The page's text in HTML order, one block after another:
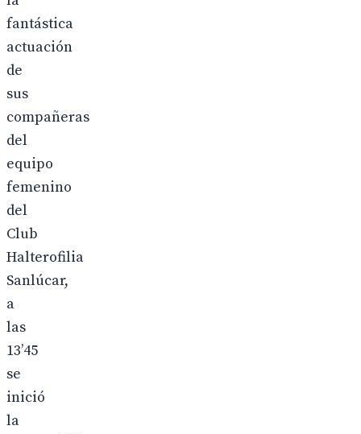
fantástica
actuación
de
sus
compañeras
del
equipo
femenino
del
Club
Halterofilia
Sanlúcar,
a
las
13’45
se
inició
la